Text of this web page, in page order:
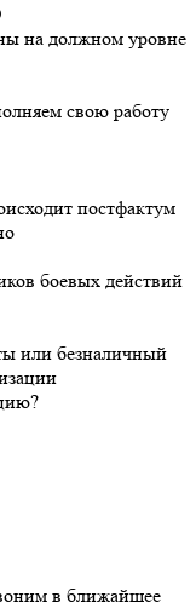
на должном уровне
свою работу
постфактум
боевых действий
или безналичный
в ближайшее